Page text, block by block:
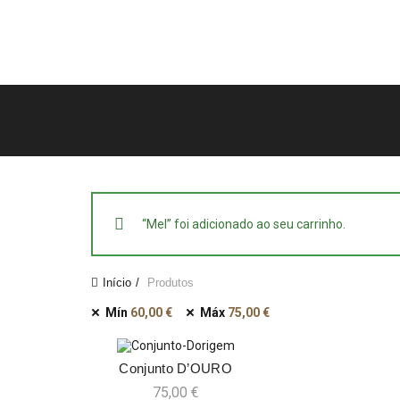
“Mel” foi adicionado ao seu carrinho.
Início Produtos
Mín 60,00€ Máx 75,00€
ADICIONAR
Conjunto D’OURO
75,00 €